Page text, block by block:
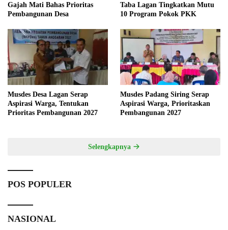
Gajah Mati Bahas Prioritas
Pembangunan Desa
Taba Lagan Tingkatkan Mutu
10 Program Pokok PKK
Musdes Desa Lagan Serap
Aspirasi Warga, Tentukan
Prioritas Pembangunan 2027
Musdes Padang Siring Serap
Aspirasi Warga, Prioritaskan
Pembangunan 2027
Selengkapnya
POS POPULER
NASIONAL